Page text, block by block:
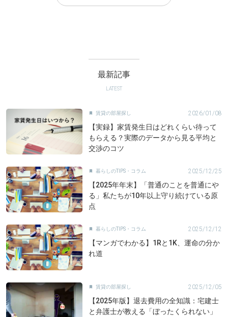
最新記事
LATEST
賃貸の部屋探し 2026/01/08
【実録】家賃発生日はどれくらい待って
もらえる？実際のデータから見る平均と
交渉のコツ
暮らしのTIPS・コラム 2025/12/25
【2025年年末】「普通のことを普通にや
る」私たちが10年以上守り続けている原
点
暮らしのTIPS・コラム 2025/12/12
【マンガでわかる】1Rと1K、運命の分か
れ道
賃貸の部屋探し 2025/12/05
【2025年版】退去費用の全知識：宅建士
と弁護士が教える「ぼったくられない」